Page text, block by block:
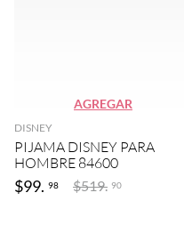
AGREGAR
DISNEY
PIJAMA DISNEY PARA
HOMBRE 84600
$99. 98 $519. 90